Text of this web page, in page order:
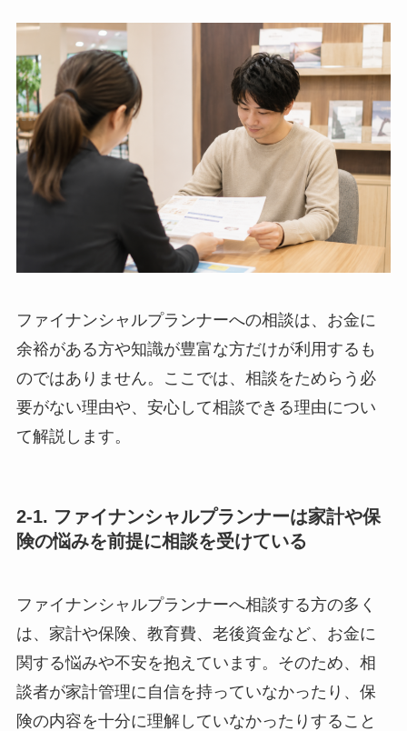
ファイナンシャルプランナーへの相談は、お金に
余裕がある方や知識が豊富な方だけが利用するも
のではありません。ここでは、相談をためらう必
要がない理由や、安心して相談できる理由につい
て解説します。
2-1. ファイナンシャルプランナーは家計や保
険の悩みを前提に相談を受けている
ファイナンシャルプランナーへ相談する方の多く
は、家計や保険、教育費、老後資金など、お金に
関する悩みや不安を抱えています。そのため、相
談者が家計管理に自信を持っていなかったり、保
険の内容を十分に理解していなかったりすること